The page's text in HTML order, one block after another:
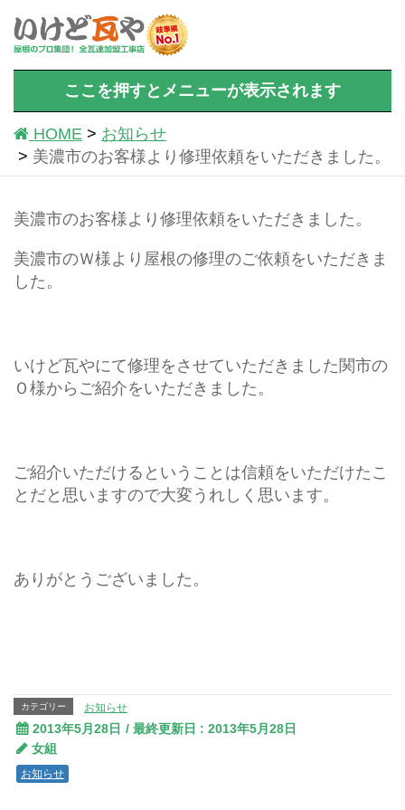
ここを押すとメニューが表示されます
HOME
お知らせ
美濃市のお客様より修理依頼をいただきました。
美濃市のお客様より修理依頼をいただきました。
美濃市のＷ様より屋根の修理のご依頼をいただきま
した。
いけど瓦やにて修理をさせていただきました関市の
Ｏ様からご紹介をいただきました。
ご紹介いただけるということは信頼をいただけたこ
とだと思いますので大変うれしく思います。
ありがとうございました。
カテゴリー お知らせ
2013年5月28日 / 最終更新日 : 2013年5月28日
女組
お知らせ